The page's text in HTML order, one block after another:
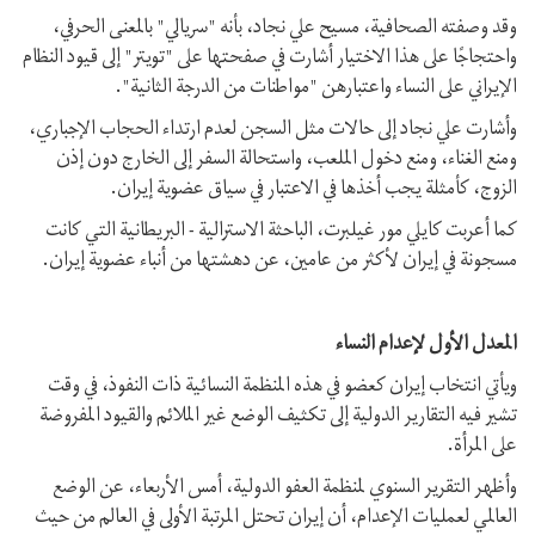
وقد وصفته الصحافية، مسيح علي نجاد، بأنه "سريالي" بالمعنى الحرفي،
واحتجاجًا على هذا الاختيار أشارت في صفحتها على "تويتر" إلى قيود النظام
الإيراني على النساء واعتبارهن "مواطنات من الدرجة الثانية".
وأشارت علي نجاد إلى حالات مثل السجن لعدم ارتداء الحجاب الإجباري،
ومنع الغناء، ومنع دخول الملعب، واستحالة السفر إلى الخارج دون إذن
الزوج، كأمثلة يجب أخذها في الاعتبار في سياق عضوية إيران.
كما أعربت كايلي مور غيلبرت، الباحثة الاسترالية - البريطانية التي كانت
مسجونة في إيران لأكثر من عامين، عن دهشتها من أنباء عضوية إيران.
المعدل الأول لإعدام النساء
ويأتي انتخاب إيران كعضو في هذه المنظمة النسائية ذات النفوذ، في وقت
تشير فيه التقارير الدولية إلى تكثيف الوضع غير الملائم والقيود المفروضة
على المرأة.
وأظهر التقرير السنوي لمنظمة العفو الدولية، أمس الأربعاء، عن الوضع
العالمي لعمليات الإعدام، أن إيران تحتل المرتبة الأولى في العالم من حيث